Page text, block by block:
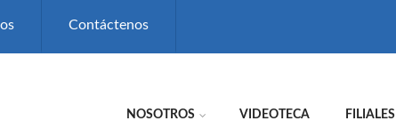
Contáctenos
NOSOTROS VIDEOTECA FILIALES